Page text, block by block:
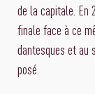
de la capitale. En
finale face à ce
dantesques et au
posé.